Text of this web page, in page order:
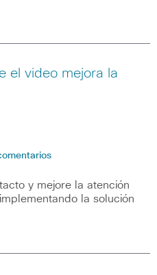
el video mejora la
y mejore la atención
la solución